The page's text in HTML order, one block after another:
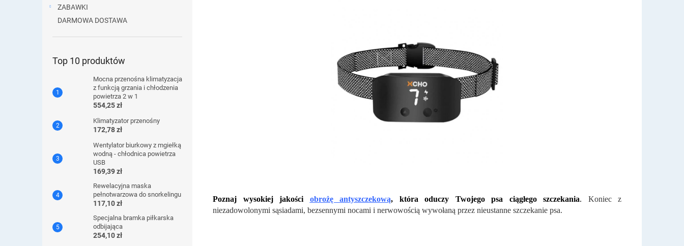
ZABAWKI
DARMOWA DOSTAWA
Top 10 produktów
Mocna przenośna klimatyzacja
z funkcją grzania i chłodzenia
powietrza 2 w 1
554,25 zł
Klimatyzator przenośny
172,78 zł
Wentylator biurkowy z mgiełką
wodną - chłodnica powietrza
USB
169,39 zł
Rewelacyjna maska ​​
pełnotwarzowa do snorkelingu
117,10 zł
Specjalna bramka piłkarska
odbijająca
254,10 zł
Poznaj wysokiej jakości obrożę antyszczekową, która oduczy Twojego psa ciągłego szczekania. Koniec z
niezadowolonymi sąsiadami, bezsennymi nocami i nerwowością wywołaną przez nieustanne szczekanie psa.